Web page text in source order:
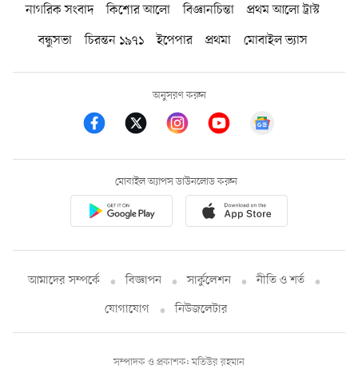
নাগরিক সংবাদ কিশোর আলো বিজ্ঞানচিন্তা
প্রথম আলো ট্রাস্ট
বন্ধুসভা
চিরন্তন ১৯৭১ ইপেপার প্রথমা মোবাইল ভ্যাস
অনুসরণ করুন
মোবাইল অ্যাপস ডাউনলোড করুন
আমাদের সম্পর্কে বিজ্ঞাপন সার্কুলেশন
নীতি ও শর্ত
যোগাযোগ
নিউজলেটার
সম্পাদক ও প্রকাশক: মতিউর রহমান